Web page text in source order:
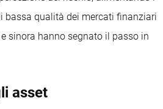
bassa qualità dei mercati finanziari
sinora hanno segnato il passo in
asset